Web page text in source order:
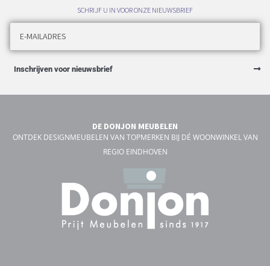
SCHRIJF U IN VOOR ONZE NIEUWSBRIEF
Inschrijven voor nieuwsbrief
DE DONJON MEUBELEN
ONTDEK DESIGNMEUBELEN VAN TOPMERKEN BIJ DÉ WOONWINKEL VAN
REGIO EINDHOVEN